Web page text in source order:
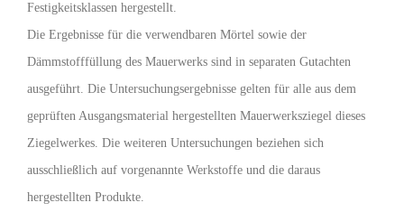
Festigkeitsklassen hergestellt.
Die Ergebnisse für die verwendbaren Mörtel sowie der
Dämmstofffüllung des Mauerwerks sind in separaten Gutachten
ausgeführt. Die Untersuchungsergebnisse gelten für alle aus dem
geprüften Ausgangsmaterial hergestellten Mauerwerksziegel dieses
Ziegelwerkes. Die weiteren Untersuchungen beziehen sich
ausschließlich auf vorgenannte Werkstoffe und die daraus
hergestellten Produkte.